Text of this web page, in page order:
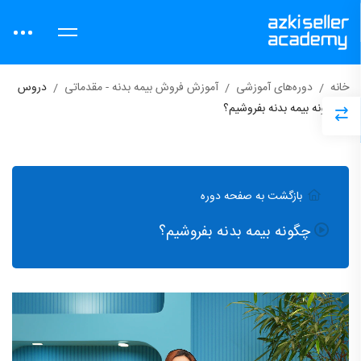
خانه دوره‌های آموزشی آموزش فروش بیمه بدنه - مقدماتی
دروس
چگونه بیمه بدنه بفروشیم؟
بازگشت به صفحه دوره
چگونه بیمه بدنه بفروشیم؟